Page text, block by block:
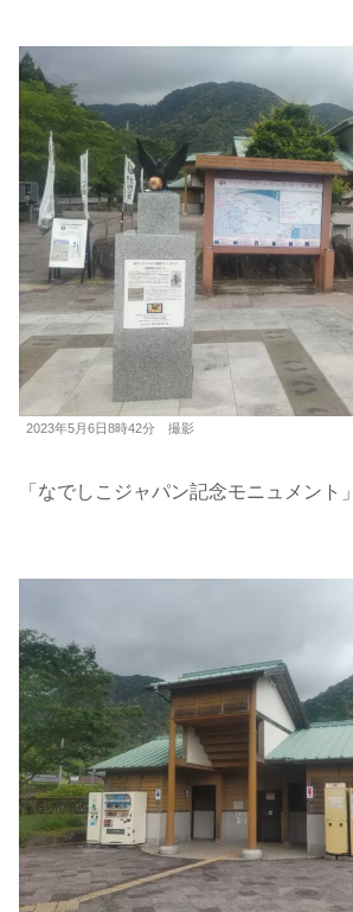
2023年5月6日8時42分 撮影
「なでしこジャパン記念モニュメント